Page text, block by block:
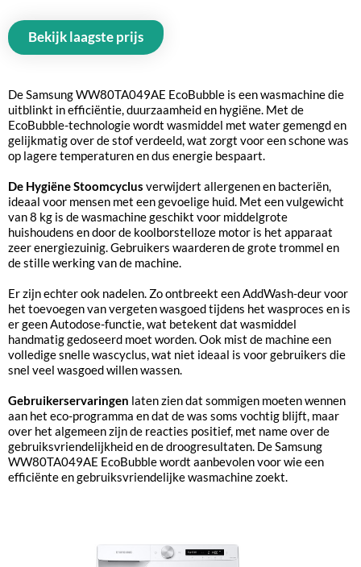
Bekijk laagste prijs
De Samsung WW80TA049AE EcoBubble is een wasmachine die
uitblinkt in efficiëntie, duurzaamheid en hygiëne. Met de
EcoBubble-technologie wordt wasmiddel met water gemengd en
gelijkmatig over de stof verdeeld, wat zorgt voor een schone was
op lagere temperaturen en dus energie bespaart.
De Hygiëne Stoomcyclus verwijdert allergenen en bacteriën,
ideaal voor mensen met een gevoelige huid. Met een vulgewicht
van 8 kg is de wasmachine geschikt voor middelgrote
huishoudens en door de koolborstelloze motor is het apparaat
zeer energiezuinig. Gebruikers waarderen de grote trommel en
de stille werking van de machine.
Er zijn echter ook nadelen. Zo ontbreekt een AddWash-deur voor
het toevoegen van vergeten wasgoed tijdens het wasproces en is
er geen Autodose-functie, wat betekent dat wasmiddel
handmatig gedoseerd moet worden. Ook mist de machine een
volledige snelle wascyclus, wat niet ideaal is voor gebruikers die
snel veel wasgoed willen wassen.
Gebruikerservaringen laten zien dat sommigen moeten wennen
aan het eco-programma en dat de was soms vochtig blijft, maar
over het algemeen zijn de reacties positief, met name over de
gebruiksvriendelijkheid en de droogresultaten. De Samsung
WW80TA049AE EcoBubble wordt aanbevolen voor wie een
efficiënte en gebruiksvriendelijke wasmachine zoekt.